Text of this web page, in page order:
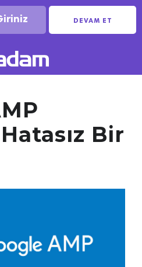
DEVAM ET
Bir